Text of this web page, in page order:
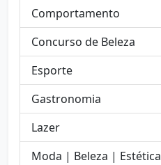
Comportamento
Concurso de Beleza
Esporte
Gastronomia
Lazer
Moda | Beleza | Estética